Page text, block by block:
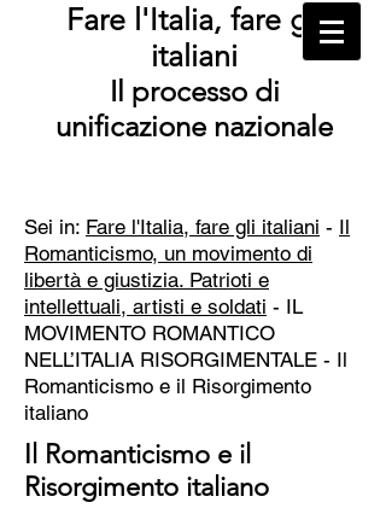
Fare l'Italia, fare gli
italiani
Il processo di
unificazione nazionale
Sei in: Fare l'Italia, fare gli italiani - Il
Romanticismo, un movimento di
libertà e giustizia. Patrioti e
intellettuali, artisti e soldati - IL
MOVIMENTO ROMANTICO
NELL’ITALIA RISORGIMENTALE - Il
Romanticismo e il Risorgimento
italiano
Il Romanticismo e il
Risorgimento italiano